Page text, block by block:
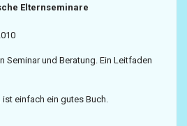
Elternseminare
Seminar und Beratung. Ein Leitfaden
einfach ein gutes Buch.